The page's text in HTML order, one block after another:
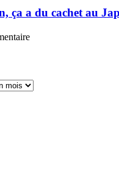
ça a du cachet au